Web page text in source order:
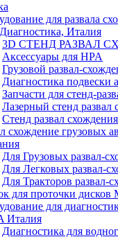
для развала
Италия
3D СТЕНД РАЗВАЛ
Аксессуары для HPA
Грузовой развал-
Диагностика подвески
Запчасти для стенд-
Лазерный стенд развал
Стенд развал
схождение грузовых
Для Грузовых развал-
Для Легковых развал-
Для Тракторов развал-
для проточки дисков
для
Италия
Диагностика для